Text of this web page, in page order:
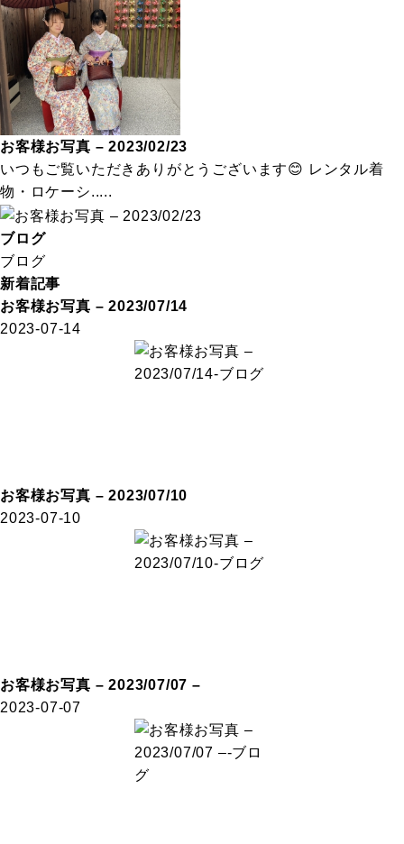
お客様お写真 – 2023/02/23
いつもご覧いただきありがとうございます😊 レンタル着
物・ロケーシ.....
ブログ
ブログ
新着記事
お客様お写真 – 2023/07/14
2023-07-14
お客様お写真 – 2023/07/10
2023-07-10
お客様お写真 – 2023/07/07 –
2023-07-07